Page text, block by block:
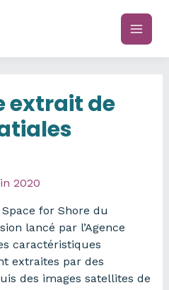
main
extrait de
2020
for Shore du
lancé par l’Agence
caractéristiques
extraites par des
des images satellites de